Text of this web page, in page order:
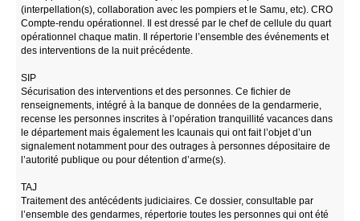
(interpellation(s), collaboration avec les pompiers et le Samu, etc). CRO
Compte-rendu opérationnel. Il est dressé par le chef de cellule du quart
opérationnel chaque matin. Il répertorie l’ensemble des événements et
des interventions de la nuit précédente.
SIP
Sécurisation des interventions et des personnes. Ce fichier de
renseignements, intégré à la banque de données de la gendarmerie,
recense les personnes inscrites à l’opération tranquillité vacances dans
le département mais également les Icaunais qui ont fait l’objet d’un
signalement notamment pour des outrages à personnes dépositaire de
l’autorité publique ou pour détention d’arme(s).
TAJ
Traitement des antécédents judiciaires. Ce dossier, consultable par
l’ensemble des gendarmes, répertorie toutes les personnes qui ont été